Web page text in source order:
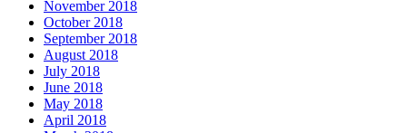
November 2018
October 2018
September 2018
August 2018
July 2018
June 2018
May 2018
April 2018